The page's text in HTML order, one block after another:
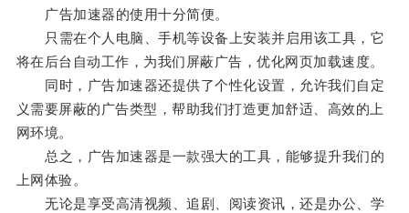
广告加速器的使用十分简便。
只需在个人电脑、手机等设备上安装并启用该工具，它
将在后台自动工作，为我们屏蔽广告，优化网页加载速度。
同时，广告加速器还提供了个性化设置，允许我们自定
义需要屏蔽的广告类型，帮助我们打造更加舒适、高效的上
网环境。
总之，广告加速器是一款强大的工具，能够提升我们的
上网体验。
无论是享受高清视频、追剧、阅读资讯，还是办公、学